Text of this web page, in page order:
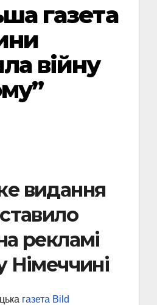
газета
війну
видання
рекламі
Німеччині
газета Bild